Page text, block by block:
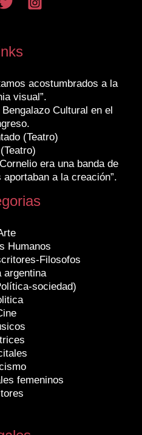
acostumbrados a la
visual”.
Cultural en el
(Teatro)
era una banda de
a la creación”.
Humanos
Filosofos
argentina
sociedad)
femeninos